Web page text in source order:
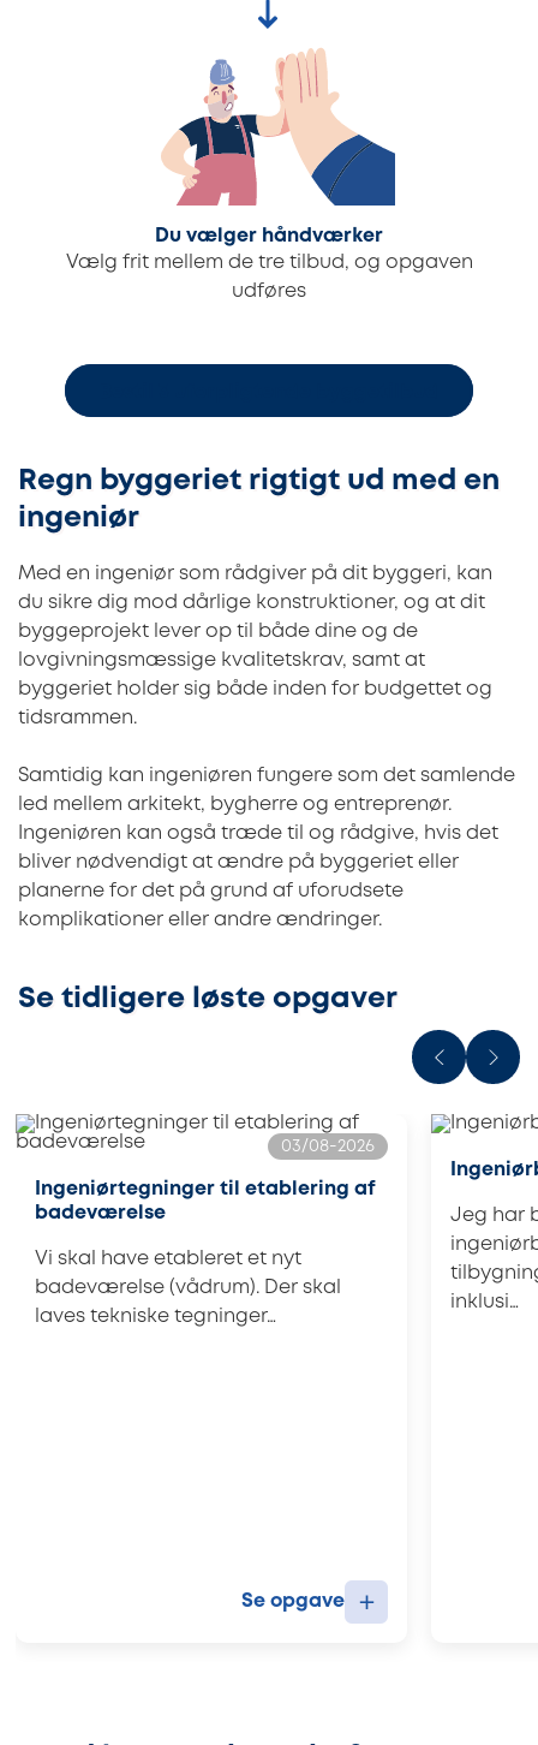
Du vælger håndværker
Vælg frit mellem de tre tilbud, og opgaven
udføres
Regn byggeriet rigtigt ud med en
ingeniør
Med en ingeniør som rådgiver på dit byggeri, kan
du sikre dig mod dårlige konstruktioner, og at dit
byggeprojekt lever op til både dine og de
lovgivningsmæssige kvalitetskrav, samt at
byggeriet holder sig både inden for budgettet og
tidsrammen.
Samtidig kan ingeniøren fungere som det samlende
led mellem arkitekt, bygherre og entreprenør.
Ingeniøren kan også træde til og rådgive, hvis det
bliver nødvendigt at ændre på byggeriet eller
planerne for det på grund af uforudsete
komplikationer eller andre ændringer.
Se tidligere løste opgaver
03/08-2026
Ingeniørtegninger til etablering af
badeværelse
Vi skal have etableret et nyt
badeværelse (vådrum). Der skal
laves tekniske tegninger…
Se opgave +
Jeg har
inklusi…